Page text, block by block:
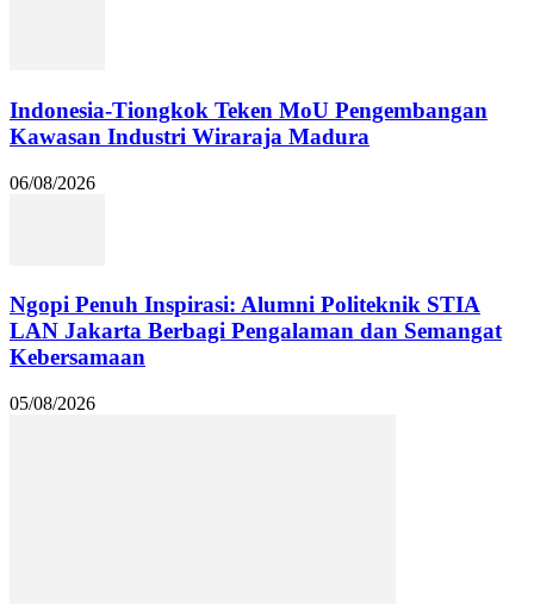
Indonesia-Tiongkok Teken MoU Pengembangan
Kawasan Industri Wiraraja Madura
06/08/2026
Ngopi Penuh Inspirasi: Alumni Politeknik STIA
LAN Jakarta Berbagi Pengalaman dan Semangat
Kebersamaan
05/08/2026